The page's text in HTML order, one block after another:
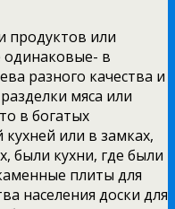
продуктов или
одинаковые- в
разного качества и
мяса или
в богатых
или в замках,
были кухни, где были
плиты для
населения доски для